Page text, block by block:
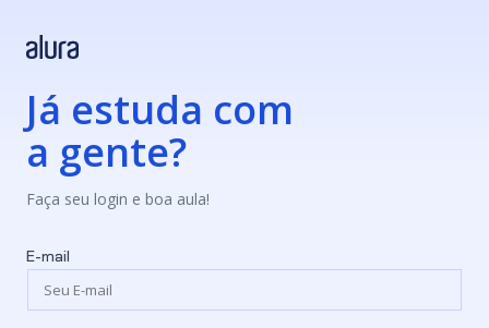
Já estuda com
a gente?
Faça seu login e boa aula!
E-mail